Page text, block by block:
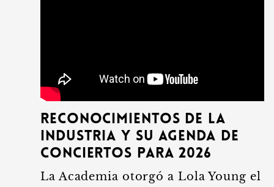
Reconocimientos de la
industria y su agenda de
conciertos para 2026
La Academia otorgó a Lola Young el